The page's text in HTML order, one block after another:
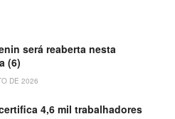
será reaberta nesta
(6)
DE 2026
4,6 mil trabalhadores